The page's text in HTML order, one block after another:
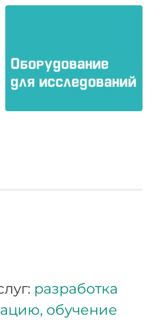
разработка
обучение